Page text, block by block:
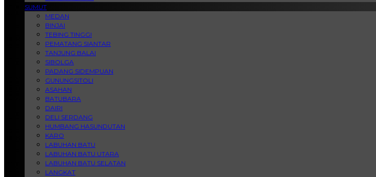
SUMUT
MEDAN
BINJAI
TEBING TINGGI
PEMATANG SIANTAR
TANJUNG BALAI
SIBOLGA
PADANG SIDEMPUAN
GUNUNGSITOLI
ASAHAN
BATUBARA
DAIRI
DELI SERDANG
HUMBANG HASUNDUTAN
KARO
LABUHAN BATU
LABUHAN BATU UTARA
LABUHAN BATU SELATAN
LANGKAT